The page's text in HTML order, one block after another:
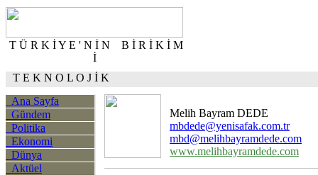
T Ü R K İ Y E ' N İ N B İ R İ K İ M
İ
T E K N O L O J İ K
Ana Sayfa
Gündem
Politika
Ekonomi
Dünya
Aktüel
Melih Bayram DEDE
mbdede@yenisafak.com.tr
mbd@melihbayramdede.com
www.melihbayramdede.com